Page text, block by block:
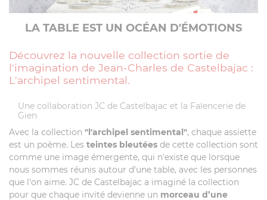
LA TABLE EST UN OCÉAN D'ÉMOTIONS
Découvrez la nouvelle collection sortie de
l'imagination de Jean-Charles de Castelbajac :
L'archipel sentimental.
Une collaboration JC de Castelbajac et la Faïencerie de
Gien
Avec la collection "l'archipel sentimental", chaque assiette
est un poème. Les teintes bleutées de cette collection sont
comme une image émergente, qui n'existe que lorsque
nous sommes réunis autour d'une table, avec les personnes
que l'on aime. JC de Castelbajac a imaginé la collection
pour que chaque invité devienne un morceau d’une